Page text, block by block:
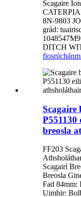
Scagaire
8N-9803
grád:
DITCH
fiosrúchán
Scagaire
P551130
breosla
FF203
Scagairí
Breosla
Fad 84mm:
Uimhir: